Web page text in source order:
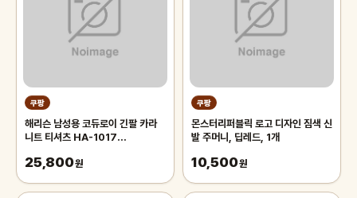
쿠팡
해리슨 남성용 코듀로이 긴팔 카라
니트 티셔츠 HA-1017
25,800원
쿠팡
몬스터리퍼블릭 로고 디자인 짐색 신
발 주머니, 딥레드, 1개
10,500원